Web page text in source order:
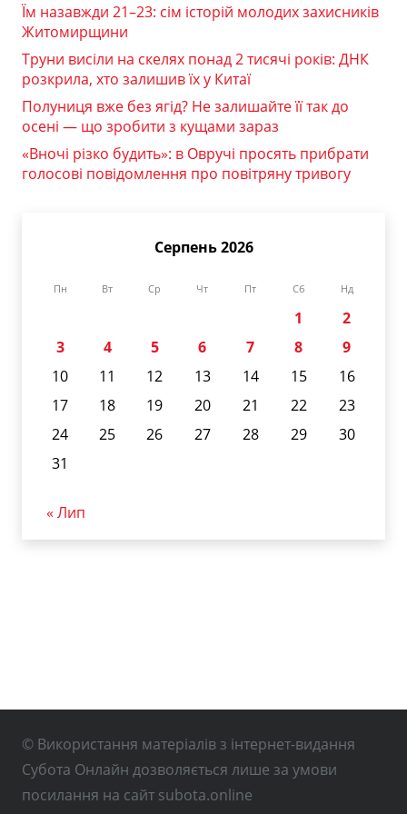
Їм назавжди 21–23: сім історій молодих захисників
Житомирщини
Труни висіли на скелях понад 2 тисячі років: ДНК
розкрила, хто залишив їх у Китаї
Полуниця вже без ягід? Не залишайте її так до
осені — що зробити з кущами зараз
«Вночі різко будить»: в Овручі просять прибрати
голосові повідомлення про повітряну тривогу
Серпень 2026
Пн Вт Ср Чт Пт Сб Нд
1
2
3
4 5 6 7 8
9
10
11 12 13 14 15
16
17
18 19 20 21 22
23
24
25 26 27 28 29
30
31
« Лип
© Використання матеріалів з інтернет-видання
Субота Онлайн дозволяється лише за умови
посилання на сайт subota.online